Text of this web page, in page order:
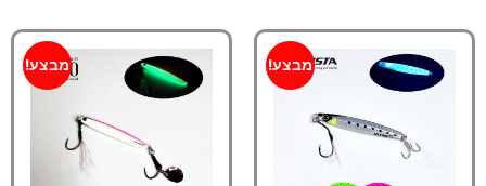
מבצע! מבצע!